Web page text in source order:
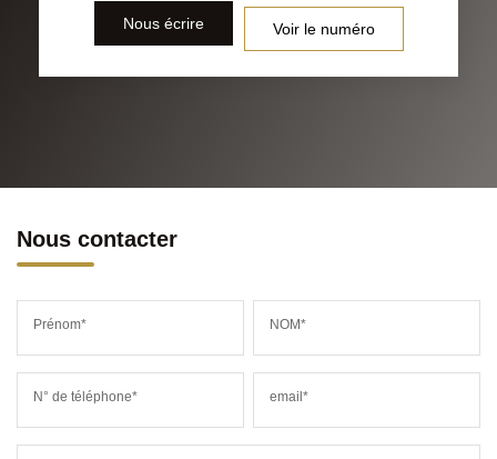
Nous écrire Voir le numéro
Nous contacter
Prénom* NOM*
N° de téléphone* email*